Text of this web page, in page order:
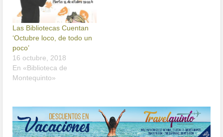
Las Bibliotecas Cuentan
‘Octubre loco, de todo un
poco’
16 octubre, 2018
En «Biblioteca de
Montequinto»